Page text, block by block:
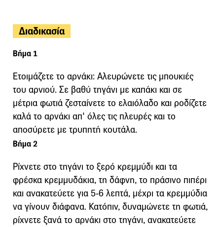
Διαδικασία
Βήμα 1
Ετοιμάζετε το αρνάκι: Αλευρώνετε τις μπουκιές
του αρνιού. Σε βαθύ τηγάνι με καπάκι και σε
μέτρια φωτιά ζεσταίνετε το ελαιόλαδο και ροδίζετε
καλά το αρνάκι απ' όλες τις πλευρές και το
αποσύρετε με τρυπητή κουτάλα.
Βήμα 2
Ρίχνετε στο τηγάνι το ξερό κρεμμύδι και τα
φρέσκα κρεμμυδάκια, τη δάφνη, το πράσινο πιπέρι
και ανακατεύετε για 5-6 λεπτά, μέχρι τα κρεμμύδια
να γίνουν διάφανα. Κατόπιν, δυναμώνετε τη φωτιά,
ρίχνετε ξανά το αρνάκι στο τηγάνι, ανακατεύετε